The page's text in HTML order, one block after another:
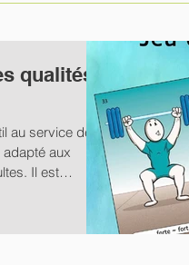
qualités
au service des
aux
Il est